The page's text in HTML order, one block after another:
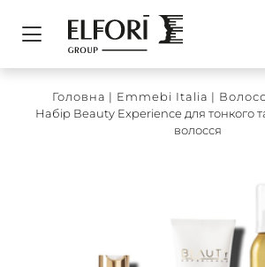
Головна | Emmebi Italia |
Набір Вeauty Experience для тонкого
волосся